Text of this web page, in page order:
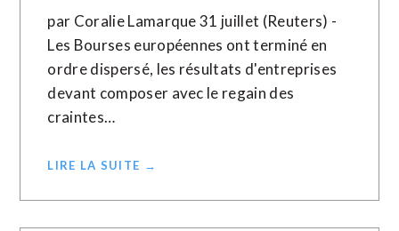
par Coralie Lamarque 31 juillet (Reuters) -
Les Bourses européennes ont terminé en
ordre dispersé, les résultats d'entreprises
devant composer avec le regain des
craintes…
LIRE LA SUITE →